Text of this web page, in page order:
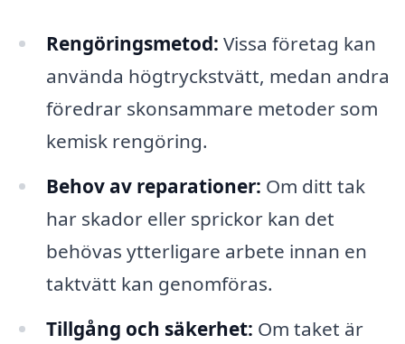
Rengöringsmetod: Vissa företag kan
använda högtryckstvätt, medan andra
föredrar skonsammare metoder som
kemisk rengöring.
Behov av reparationer: Om ditt tak
har skador eller sprickor kan det
behövas ytterligare arbete innan en
taktvätt kan genomföras.
Tillgång och säkerhet: Om taket är